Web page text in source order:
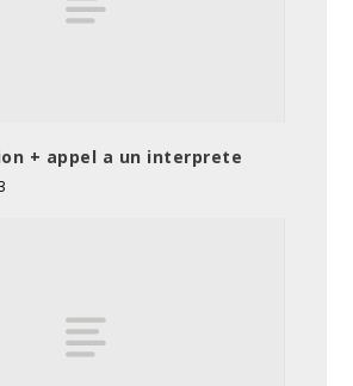
+ appel a un interprete